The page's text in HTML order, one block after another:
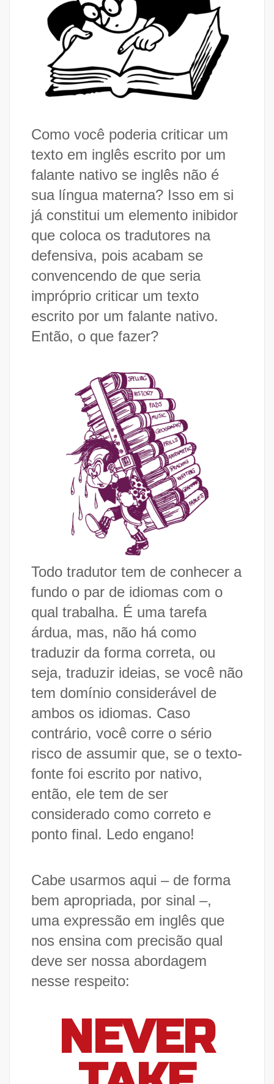
Como você poderia criticar um
texto em inglês escrito por um
falante nativo se inglês não é
sua língua materna? Isso em si
já constitui um elemento inibidor
que coloca os tradutores na
defensiva, pois acabam se
convencendo de que seria
impróprio criticar um texto
escrito por um falante nativo.
Então, o que fazer?
Todo tradutor tem de conhecer a
fundo o par de idiomas com o
qual trabalha. É uma tarefa
árdua, mas, não há como
traduzir da forma correta, ou
seja, traduzir ideias, se você não
tem domínio considerável de
ambos os idiomas. Caso
contrário, você corre o sério
risco de assumir que, se o texto-
fonte foi escrito por nativo,
então, ele tem de ser
considerado como correto e
ponto final. Ledo engano!
Cabe usarmos aqui – de forma
bem apropriada, por sinal –,
uma expressão em inglês que
nos ensina com precisão qual
deve ser nossa abordagem
nesse respeito:
NEVER